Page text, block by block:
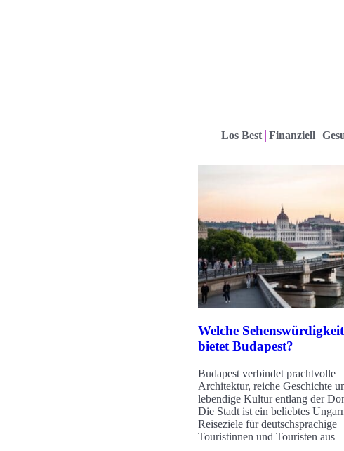
Los Best Finanziell
Welche
bietet Budapest?
Budapest verbindet prachtvolle
Architektur, reiche Geschichte
lebendige Kultur entlang der
Die Stadt ist ein beliebtes
Reiseziele für deutschsprachige
Touristinnen und Touristen aus